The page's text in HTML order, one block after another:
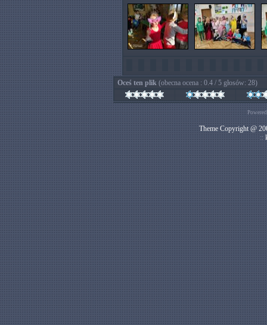
Oceś ten plik (obecna ocena : 0.4 / 5 głosów: 28)
Theme Copyright @
::